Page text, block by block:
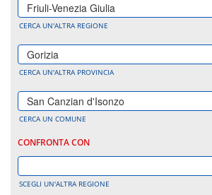
Friuli-Venezia Giulia
CERCA UN'ALTRA REGIONE
Gorizia
CERCA UN'ALTRA PROVINCIA
San Canzian d'Isonzo
CERCA UN COMUNE
CONFRONTA CON
SCEGLI UN'ALTRA REGIONE